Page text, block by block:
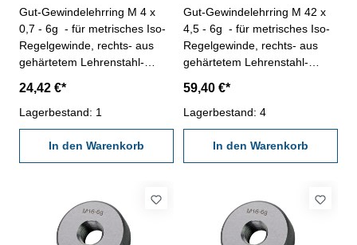
Gut-Gewindelehrring M 4 x
0,7 - 6g - für metrisches Iso-
Regelgewinde, rechts- aus
gehärtetem Lehrenstahl-
Nennmaß: M 4 x 0,7
24,42 €*
Lagerbestand: 1
In den Warenkorb
Gut-Gewindelehrring M 42 x
4,5 - 6g - für metrisches Iso-
Regelgewinde, rechts- aus
gehärtetem Lehrenstahl-
Nennmaß: M 42 x 4,5
59,40 €*
Lagerbestand: 4
In den Warenkorb